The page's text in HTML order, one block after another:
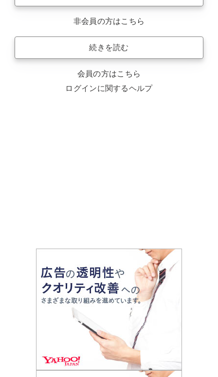
非会員の方はこちら
続きを読む
会員の方はこちら
ログインに関するヘルプ